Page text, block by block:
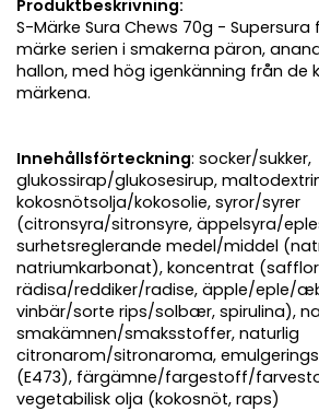
Produktbeskrivning:
S-Märke Sura Chews 70g -
märke serien i smakerna päron,
hallon, med hög igenkänning från de
märkena.
Innehållsförteckning: socker/sukker,
glukossirap/glukosesirup,
kokosnötsolja/kokosolie, syror/syrer
(citronsyra/sitronsyre, äppelsyra/
surhetsreglerande medel/middel
natriumkarbonat), koncentrat
rädisa/reddiker/radise, äpple/eple/
vinbär/sorte rips/solbær, spirulina),
smakämnen/smaksstoffer, naturlig
citronarom/sitronaroma,
(E473), färgämne/fargestoff/
vegetabilisk olja (kokosnöt, raps)